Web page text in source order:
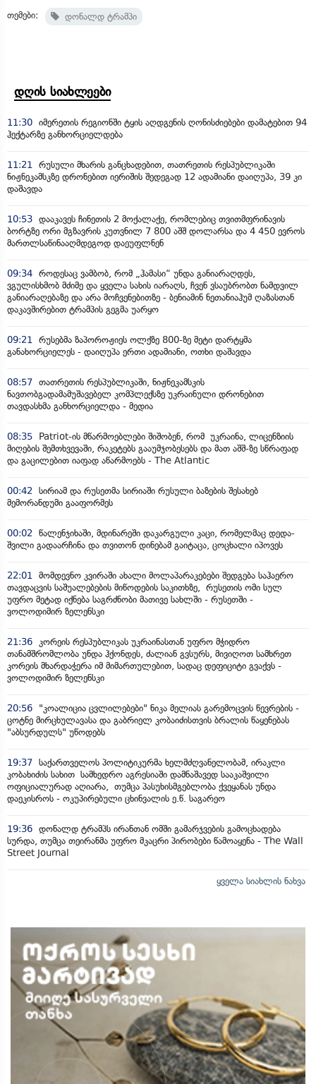
თემები: დონალდ ტრამპი
დღის სიახლეები
11:30 იმერეთის რეგიონში ტყის აღდგენის ღონისძიებები დამატებით 94
ჰექტარზე განხორციელდება
11:21
რუსული მხარის განცხადებით, თათრეთის რესპუბლიკაში
ნიჟნეკამსკზე დრონებით იერიშის შედეგად 12 ადამიანი დაიღუპა, 39 კი
დაშავდა
10:53 დააკავეს ჩინეთის 2 მოქალაქე, რომლებიც თვითმფრინავის
ბორტზე ორი მგზავრის კუთვნილ 7 800 აშშ დოლარსა და 4 450 ევროს
მართლსაწინააღმდეგოდ დაეუფლნენ
09:34 როდესაც ვამბობ, რომ „ჰამასი“ უნდა განიარაღდეს,
ვგულისხმობ მძიმე და ყველა სახის იარაღს, ჩვენ ვსაუბრობთ ნამდვილ
განიარაღებაზე და არა მოჩვენებითზე - ბენიამინ ნეთანიაჰუმ ღაზასთან
დაკავშირებით ტრამპის გეგმა უარყო
09:21
რუსებმა ზაპოროჟიეს ოლქზე 800-ზე მეტი დარტყმა
განახორციელეს - დაიღუპა ერთი ადამიანი, ოთხი დაშავდა
08:57 თათრეთის რესპუბლიკაში, ნიჟნეკამსკის
ნავთობგადამამუშავებელ კომპლექსზე უკრაინული დრონებით
თავდასხმა განხორციელდა - მედია
08:35
Patriot-ის მწარმოებლები შიშობენ, რომ უკრაინა, ლიცენზიის
მიღების შემთხვევაში, რაკეტებს გააუმჯობესებს და მათ აშშ-ზე სწრაფად
და გაცილებით იაფად აწარმოებს - The Atlantic
00:42
სირიამ და რუსეთმა სირიაში რუსული ბაზების შესახებ
მემორანდუმი გააფორმეს
00:02
წალენჯიხაში, მდინარეში დაკარგული კაცი, რომელმაც დედა-
შვილი გადაარჩინა და თვითონ დინებამ გაიტაცა, ცოცხალი იპოვეს
22:01
მომდევნო კვირაში ახალი მოლაპარაკებები შედგება საჰაერო
თავდაცვის საშუალებების მიწოდების საკითხზე, რუსეთის ომი სულ
უფრო მეტად იქნება საგრძნობი მათივე სახლში - რუსეთში -
ვოლოდიმირ ზელენსკი
21:36
კორეის რესპუბლიკას უკრაინასთან უფრო მჭიდრო
თანამშრომლობა უნდა ჰქონდეს, ძალიან გვსურს, მივიღოთ სამხრეთ
კორეის მხარდაჭერა იმ მიმართულებით, სადაც დეფიციტი გვაქვს -
ვოლოდიმირ ზელენსკი
20:56
"კოალიცია ცვლილებები" ნიკა მელიას გარემოცვის წევრების -
ცოტნე მირცხულავასა და გაბრიელ კობაიძისთვის ბრალის წაყენებას
"აბსურდულს" უწოდებს
19:37 საქართველოს პოლიტიკურმა ხელმძღვანელობამ, ირაკლი
კობახიძის სახით სამხედრო აგრესიაში დამნაშავედ სააკაშვილი
ოფიციალურად აღიარა, თუმცა პასუხისმგებლობა ქვეყანას უნდა
დაეკისროს - ოკუპირებული ცხინვალის ე.წ. საგარეო
19:36 დონალდ ტრამპს ირანთან ომში გამარჯვების გამოცხადება
სურდა, თუმცა თეირანმა უფრო მკაცრი პირობები წამოაყენა - The Wall
Street Journal
ყველა სიახლის ნახვა